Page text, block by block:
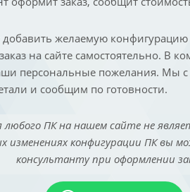
желаемую
на сайте самостоятельно. В
персональные пожелания. Мы с
и сообщим по готовности.
любого ПК на нашем сайте не
изменениях конфигурации ПК вы
консультанту при оформлении